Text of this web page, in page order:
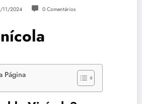
11/2024 0 Comentários
Página